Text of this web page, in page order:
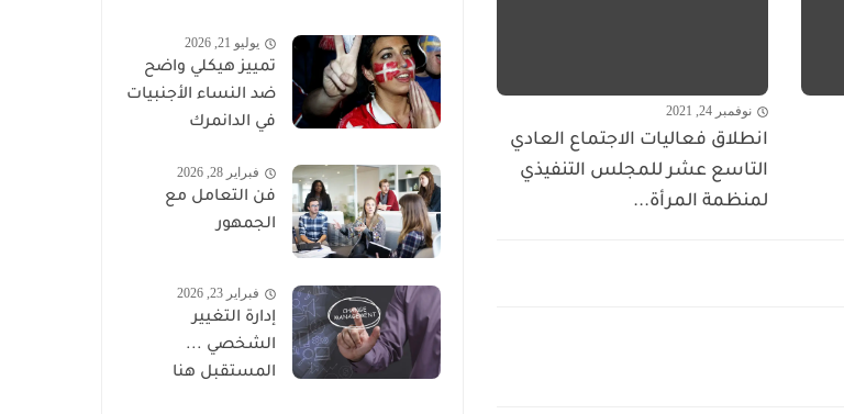
نوفمبر 24, 2021
انطلاق فعاليات الاجتماع العادي
التاسع عشر للمجلس التنفيذي
لمنظمة المرأة...
يوليو 21, 2026
تمييز هيكلي واضح
ضد النساء الأجنبيات
في الدانمرك
فبراير 28, 2026
فن التعامل مع
الجمهور
فبراير 23, 2026
إدارة التغيير
الشخصي ...
المستقبل هنا